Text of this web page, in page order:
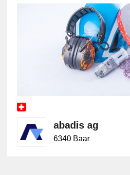
abadis ag
6340 Baar